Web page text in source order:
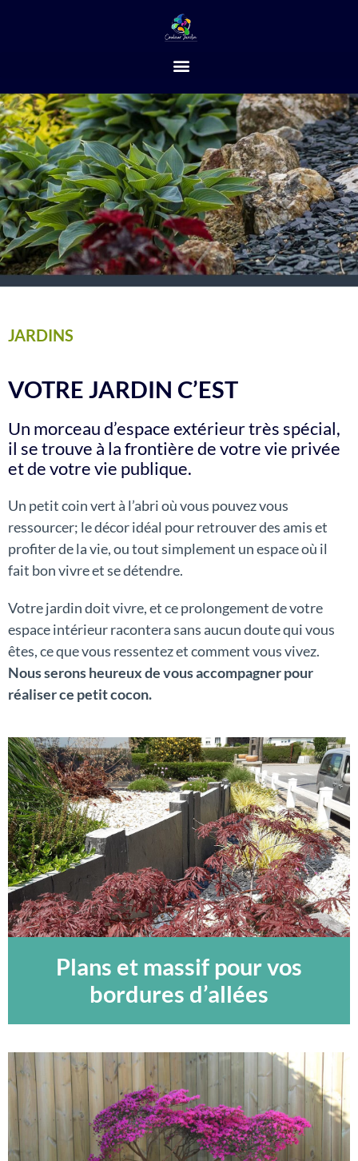
JARDINS
VOTRE JARDIN C’EST
Un morceau d’espace extérieur très spécial,
il se trouve à la frontière de votre vie privée
et de votre vie publique.
Un petit coin vert à l’abri où vous pouvez vous
ressourcer; le décor idéal pour retrouver des amis et
profiter de la vie, ou tout simplement un espace où il
fait bon vivre et se détendre.
Votre jardin doit vivre, et ce prolongement de votre
espace intérieur racontera sans aucun doute qui vous
êtes, ce que vous ressentez et comment vous vivez.
Nous serons heureux de vous accompagner pour
réaliser ce petit cocon.
Plans et massif pour vos
bordures d’allées